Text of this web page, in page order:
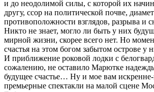
и до неодолимой силы, с которой их
другу, ссор на политической почве,
противоположности взглядов, разрыва и
Никто не знает, могло ли быть у них
мирной жизни, скорее всего нет. Но
счастья на этом богом забытом острове у
И приближение роковой лодки с
сожалению, не оставило Марютке
будущее счастье… Ну и мое вам искренне-
премьерные спектакли на малой сцене